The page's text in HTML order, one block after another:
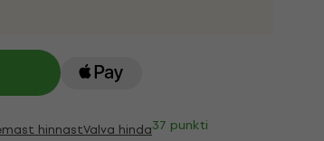
hinnastValva hinda37 punkti